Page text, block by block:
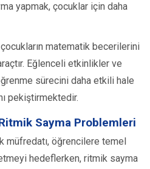
yapmak, çocuklar için daha
matematik becerilerini
Eğlenceli etkinlikler ve
sürecini daha etkili hale
pekiştirmektedir.
Sayma Problemleri
müfredatı, öğrencilere temel
hedeflerken, ritmik sayma